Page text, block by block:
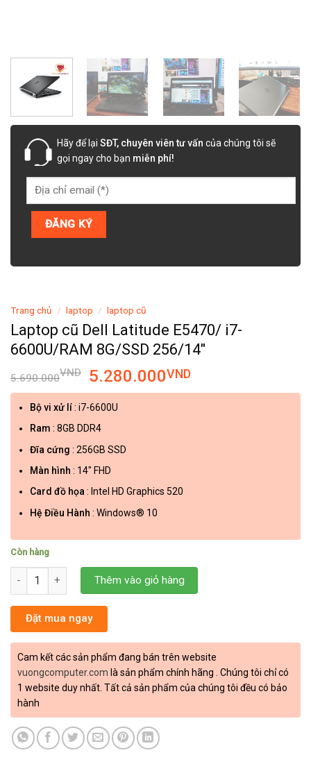
Hãy để lại SĐT, chuyên viên tư vấn của chúng tôi sẽ
gọi ngay cho bạn miễn phí!
Trang chủ / laptop / laptop cũ
Laptop cũ Dell Latitude E5470/ i7-
6600U/RAM 8G/SSD 256/14″
5.690.000VND 5.280.000VND
Bộ vi xử lí: i7-6600U
Ram: 8GB DDR4
Đĩa cứng: 256GB SSD
Màn hình: 14″ FHD
Card đồ họa: Intel HD Graphics 520
Hệ Điều Hành: Windows® 10
Còn hàng
Laptop cũ Dell Latitude E5470/ i7-6600U/RAM 8G/SSD 256/14"
Thêm vào giỏ hàng
Đặt mua ngay
Cam kết các sản phẩm đang bán trên website
vuongcomputer.com là sản phẩm chính hãng . Chúng tôi chỉ có
1 website duy nhất. Tất cả sản phẩm của chúng tôi đều có bảo
hành